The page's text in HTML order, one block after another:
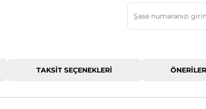
TAKSIT SEÇENEKLERI